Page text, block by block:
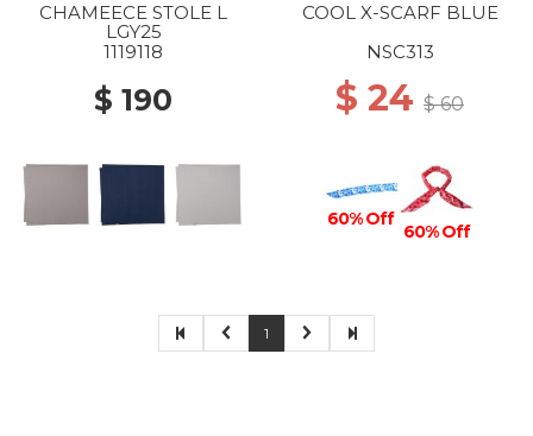
CHAMEECE STOLE L
LGY25
1119118
$ 190
COOL X-SCARF BLUE
NSC313
$ 24 $ 60
60% Off
60% Off
1